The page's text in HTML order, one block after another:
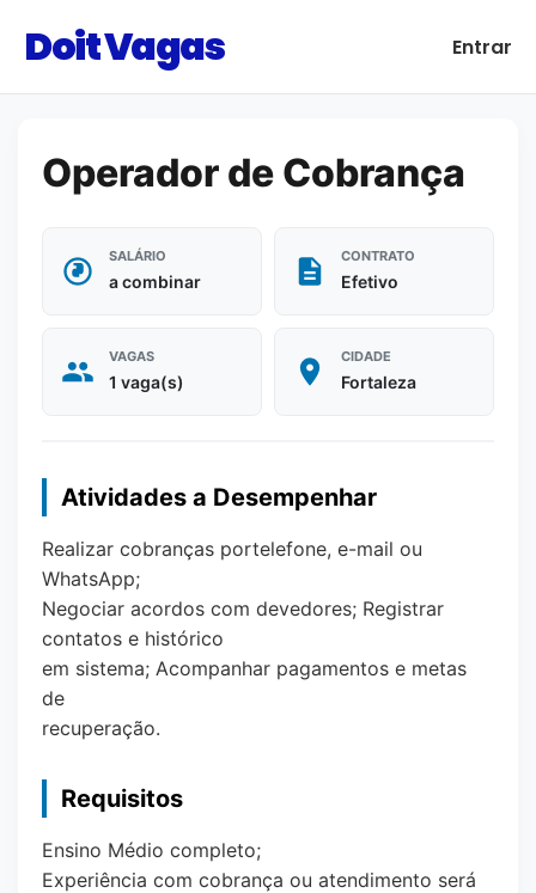
Doit Vagas Entrar
Operador de Cobrança
SALÁRIO
a combinar
CONTRATO
Efetivo
VAGAS
1 vaga(s)
CIDADE
Fortaleza
Atividades a Desempenhar
Realizar cobranças portelefone, e-mail ou
WhatsApp;
Negociar acordos com devedores; Registrar
contatos e histórico
em sistema; Acompanhar pagamentos e metas
de
recuperação.
Requisitos
Ensino Médio completo;
Experiência com cobrança ou atendimento será